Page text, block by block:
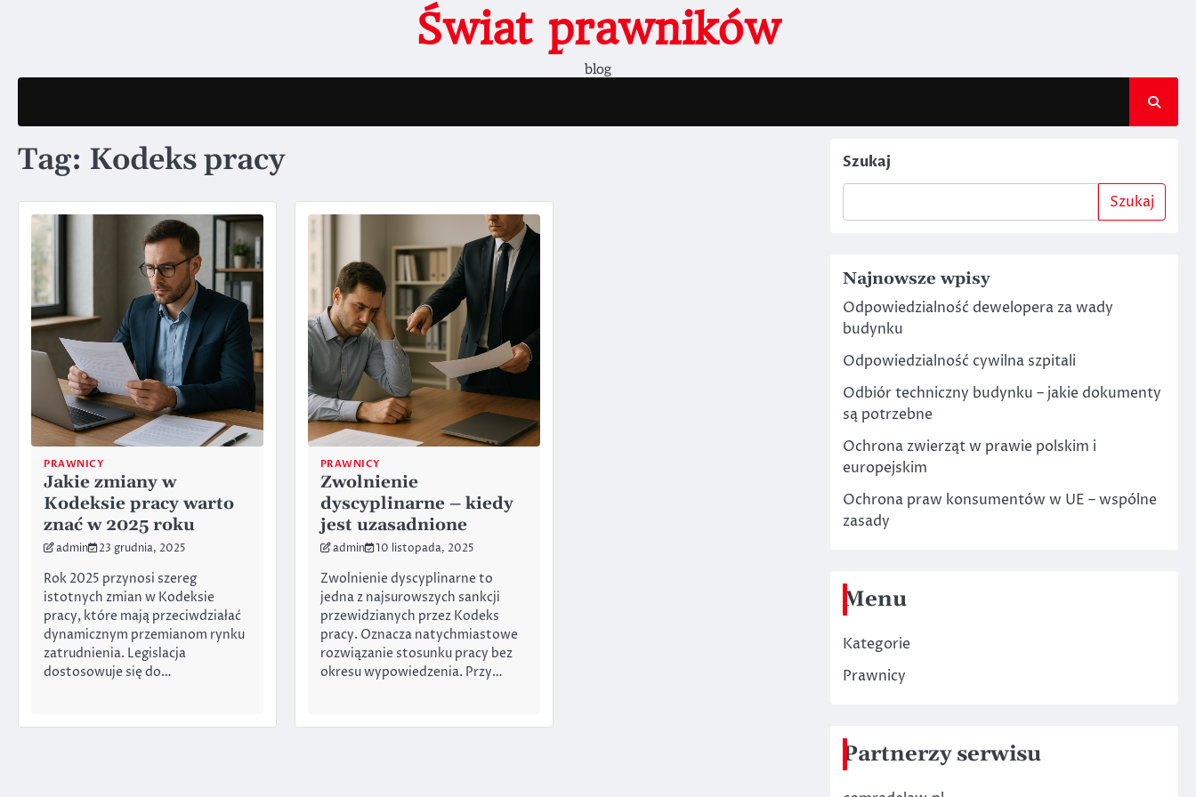
Świat prawników
blog
Tag: Kodeks pracy
PRAWNICY
Jakie zmiany w
Kodeksie pracy warto
znać w 2025 roku
admin 23 grudnia, 2025
Rok 2025 przynosi szereg
istotnych zmian w Kodeksie
pracy, które mają przeciwdziałać
dynamicznym przemianom rynku
zatrudnienia. Legislacja
dostosowuje się do…
PRAWNICY
Zwolnienie
dyscyplinarne – kiedy
jest uzasadnione
admin 10 listopada, 2025
Zwolnienie dyscyplinarne to
jedna z najsurowszych sankcji
przewidzianych przez Kodeks
pracy. Oznacza natychmiastowe
rozwiązanie stosunku pracy bez
okresu wypowiedzenia. Przy…
Szukaj
Szukaj
Najnowsze wpisy
Odpowiedzialność dewelopera za wady
budynku
Odpowiedzialność cywilna szpitali
Odbiór techniczny budynku – jakie dokumenty
są potrzebne
Ochrona zwierząt w prawie polskim i
europejskim
Ochrona praw konsumentów w UE – wspólne
zasady
Menu
Kategorie
Prawnicy
Partnerzy serwisu